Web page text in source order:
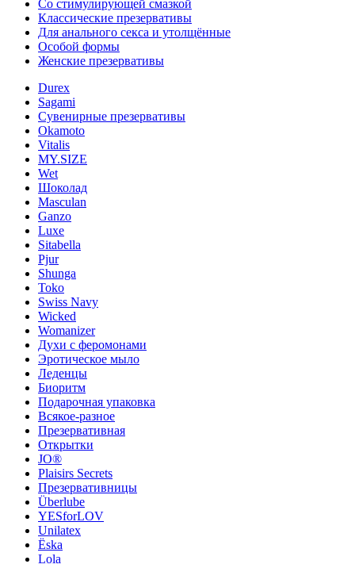
Со стимулирующей смазкой
Классические презервативы
Для анального секса и утолщённые
Особой формы
Женские презервативы
Durex
Sagami
Сувенирные презервативы
Okamoto
Vitalis
MY.SIZE
Wet
Шоколад
Masculan
Ganzo
Luxe
Sitabella
Pjur
Shunga
Toko
Swiss Navy
Wicked
Womanizer
Духи с феромонами
Эротическое мыло
Леденцы
Биоритм
Подарочная упаковка
Всякое-разное
Презервативная
Открытки
JO®
Plaisirs Secrets
Презервативницы
Überlube
YESforLOV
Unilatex
Ёska
Lola